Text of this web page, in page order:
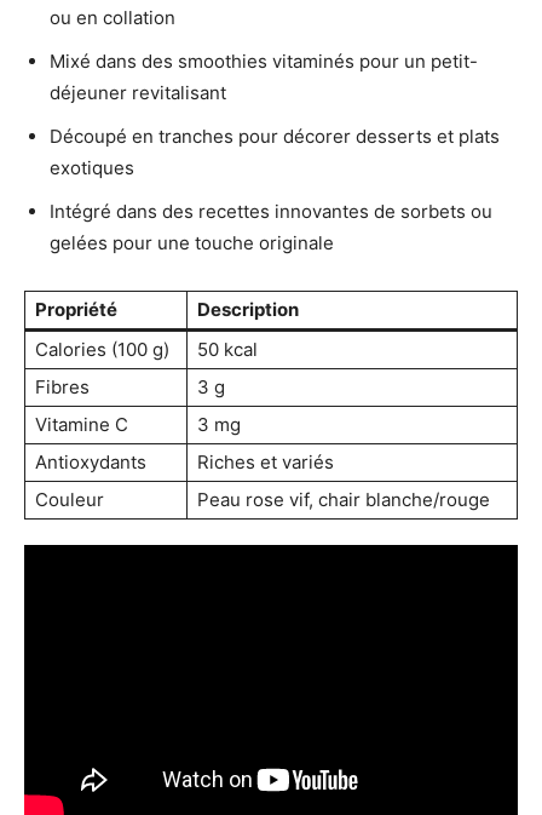
ou en collation
Mixé dans des smoothies vitaminés pour un petit-
déjeuner revitalisant
Découpé en tranches pour décorer desserts et plats
exotiques
Intégré dans des recettes innovantes de sorbets ou
gelées pour une touche originale
Propriété
Description
Calories (100 g)
50 kcal
Fibres
3 g
Vitamine C
3 mg
Antioxydants
Riches et variés
Couleur
Peau rose vif, chair blanche/rouge